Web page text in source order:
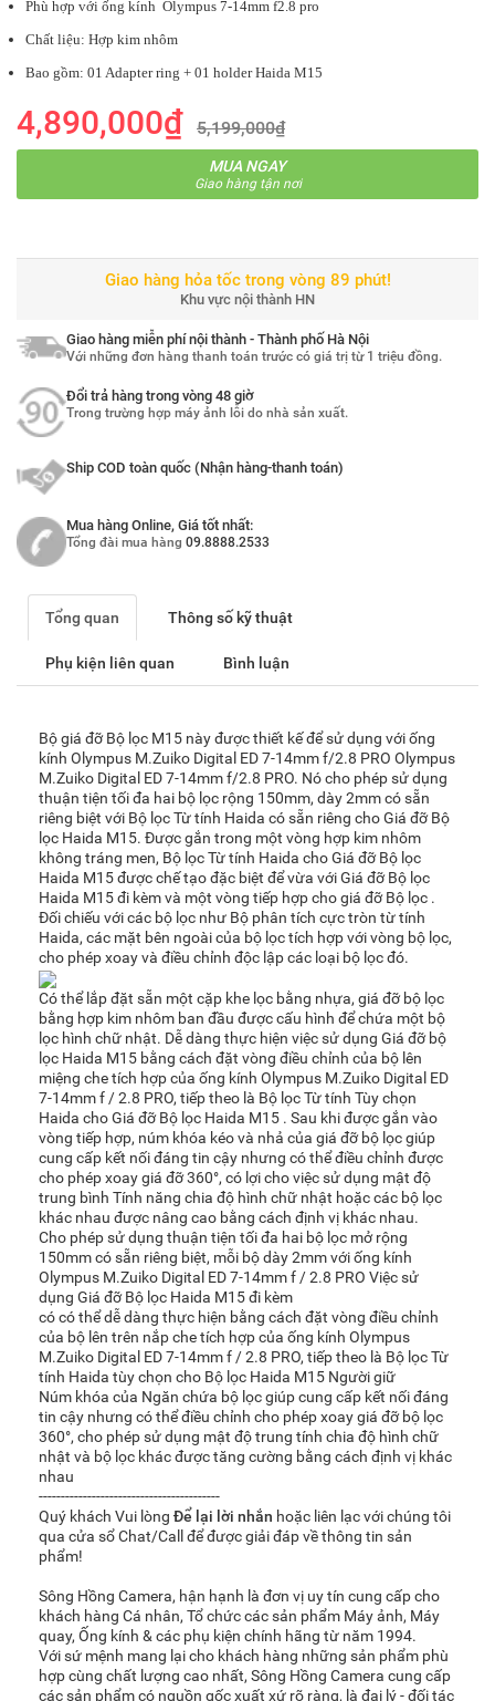
Phù hợp với ống kính Olympus 7-14mm f2.8 pro
Chất liệu: Hợp kim nhôm
Bao gồm: 01 Adapter ring + 01 holder Haida M15
4,890,000₫ 5,199,000₫
MUA NGAY
Giao hàng tận nơi
Giao hàng hỏa tốc trong vòng 89 phút!
Khu vực nội thành HN
Giao hàng miễn phí nội thành - Thành phố Hà Nội
Với những đơn hàng thanh toán trước có giá trị từ 1 triệu đồng.
Đổi trả hàng trong vòng 48 giờ
Trong trường hợp máy ảnh lỗi do nhà sản xuất.
Ship COD toàn quốc (Nhận hàng-thanh toán)
Mua hàng Online, Giá tốt nhất:
Tổng đài mua hàng 09.8888.2533
Tổng quan Thông số kỹ thuật
Phụ kiện liên quan Bình luận
Bộ giá đỡ Bộ lọc M15 này được thiết kế để sử dụng với ống
kính Olympus M.Zuiko Digital ED 7-14mm f/2.8 PRO Olympus
M.Zuiko Digital ED 7-14mm f/2.8 PRO. Nó cho phép sử dụng
thuận tiện tối đa hai bộ lọc rộng 150mm, dày 2mm có sẵn
riêng biệt với Bộ lọc Từ tính Haida có sẵn riêng cho Giá đỡ Bộ
lọc Haida M15. Được gắn trong một vòng hợp kim nhôm
không tráng men, Bộ lọc Từ tính Haida cho Giá đỡ Bộ lọc
Haida M15 được chế tạo đặc biệt để vừa với Giá đỡ Bộ lọc
Haida M15 đi kèm và một vòng tiếp hợp cho giá đỡ Bộ lọc .
Đối chiếu với các bộ lọc như Bộ phân tích cực tròn từ tính
Haida, các mặt bên ngoài của bộ lọc tích hợp với vòng bộ lọc,
cho phép xoay và điều chỉnh độc lập các loại bộ lọc đó.
Có thể lắp đặt sẵn một cặp khe lọc bằng nhựa, giá đỡ bộ lọc
bằng hợp kim nhôm ban đầu được cấu hình để chứa một bộ
lọc hình chữ nhật. Dễ dàng thực hiện việc sử dụng Giá đỡ bộ
lọc Haida M15 bằng cách đặt vòng điều chỉnh của bộ lên
miệng che tích hợp của ống kính Olympus M.Zuiko Digital ED
7-14mm f / 2.8 PRO, tiếp theo là Bộ lọc Từ tính Tùy chọn
Haida cho Giá đỡ Bộ lọc Haida M15 . Sau khi được gắn vào
vòng tiếp hợp, núm khóa kéo và nhả của giá đỡ bộ lọc giúp
cung cấp kết nối đáng tin cậy nhưng có thể điều chỉnh được
cho phép xoay giá đỡ 360°, có lợi cho việc sử dụng mật độ
trung bình Tính năng chia độ hình chữ nhật hoặc các bộ lọc
khác nhau được nâng cao bằng cách định vị khác nhau.
Cho phép sử dụng thuận tiện tối đa hai bộ lọc mở rộng
150mm có sẵn riêng biệt, mỗi bộ dày 2mm với ống kính
Olympus M.Zuiko Digital ED 7-14mm f / 2.8 PRO Việc sử
dụng Giá đỡ Bộ lọc Haida M15 đi kèm
có có thể dễ dàng thực hiện bằng cách đặt vòng điều chỉnh
của bộ lên trên nắp che tích hợp của ống kính Olympus
M.Zuiko Digital ED 7-14mm f / 2.8 PRO, tiếp theo là Bộ lọc Từ
tính Haida tùy chọn cho Bộ lọc Haida M15 Người giữ
Núm khóa của Ngăn chứa bộ lọc giúp cung cấp kết nối đáng
tin cậy nhưng có thể điều chỉnh cho phép xoay giá đỡ bộ lọc
360°, cho phép sử dụng mật độ trung tính chia độ hình chữ
nhật và bộ lọc khác được tăng cường bằng cách định vị khác
nhau
-----------------------------------------
Quý khách Vui lòng Để lại lời nhắn hoặc liên lạc với chúng tôi
qua cửa sổ Chat/Call để được giải đáp về thông tin sản
phẩm!
Sông Hồng Camera, hận hạnh là đơn vị uy tín cung cấp cho
khách hàng Cá nhân, Tổ chức các sản phẩm Máy ảnh, Máy
quay, Ống kính & các phụ kiện chính hãng từ năm 1994.
Với sứ mệnh mang lại cho khách hàng những sản phẩm phù
hợp cùng chất lượng cao nhất, Sông Hồng Camera cung cấp
các sản phẩm có nguồn gốc xuất xứ rõ ràng, là đại lý - đối tác